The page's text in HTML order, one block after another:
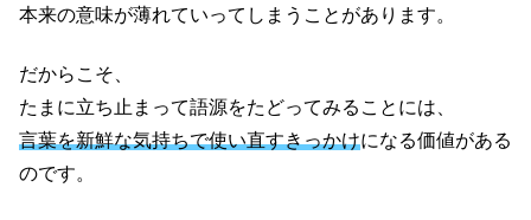
本来の意味が薄れていってしまうことがあります。
だからこそ、
たまに立ち止まって語源をたどってみることには、
言葉を新鮮な気持ちで使い直すきっかけになる価値がある
のです。